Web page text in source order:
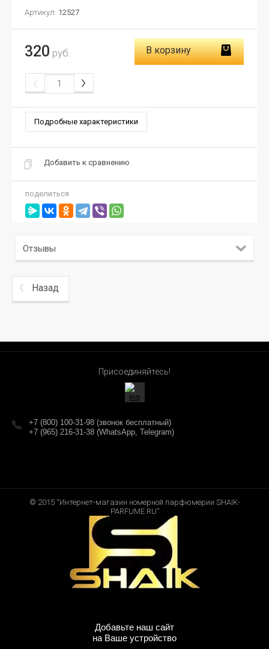
Артикул: 12527
320 руб. В корзину
Подробные характеристики
Добавить к сравнению
поделиться
Отзывы
Назад
Присоединяйтесь!
+7 (800) 100-31-98 (звонок бесплатный)
+7 (965) 216-31-38 (WhatsApp, Telegram)
© 2015 “Интернет-магазин номерной парфюмерии SHAIK-
PARFUME.RU”
Добавьте наш сайт
на Ваше устройство